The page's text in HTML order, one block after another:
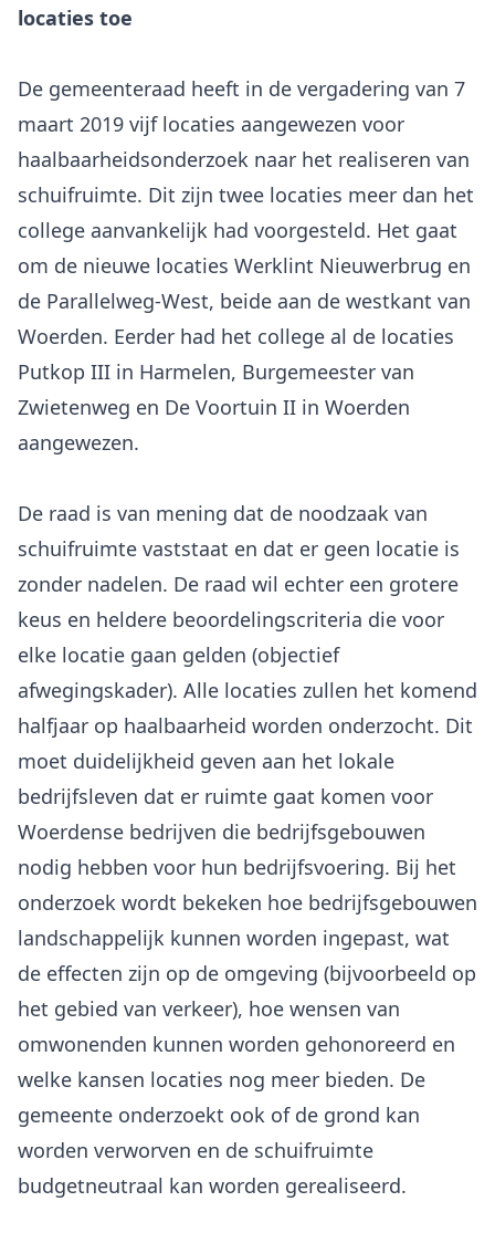
locaties toe
De gemeenteraad heeft in de vergadering van 7
maart 2019 vijf locaties aangewezen voor
haalbaarheidsonderzoek naar het realiseren van
schuifruimte. Dit zijn twee locaties meer dan het
college aanvankelijk had voorgesteld. Het gaat
om de nieuwe locaties Werklint Nieuwerbrug en
de Parallelweg-West, beide aan de westkant van
Woerden. Eerder had het college al de locaties
Putkop III in Harmelen, Burgemeester van
Zwietenweg en De Voortuin II in Woerden
aangewezen.
De raad is van mening dat de noodzaak van
schuifruimte vaststaat en dat er geen locatie is
zonder nadelen. De raad wil echter een grotere
keus en heldere beoordelingscriteria die voor
elke locatie gaan gelden (objectief
afwegingskader). Alle locaties zullen het komend
halfjaar op haalbaarheid worden onderzocht. Dit
moet duidelijkheid geven aan het lokale
bedrijfsleven dat er ruimte gaat komen voor
Woerdense bedrijven die bedrijfsgebouwen
nodig hebben voor hun bedrijfsvoering. Bij het
onderzoek wordt bekeken hoe bedrijfsgebouwen
landschappelijk kunnen worden ingepast, wat
de effecten zijn op de omgeving (bijvoorbeeld op
het gebied van verkeer), hoe wensen van
omwonenden kunnen worden gehonoreerd en
welke kansen locaties nog meer bieden. De
gemeente onderzoekt ook of de grond kan
worden verworven en de schuifruimte
budgetneutraal kan worden gerealiseerd.